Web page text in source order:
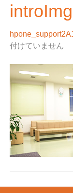
付けていません